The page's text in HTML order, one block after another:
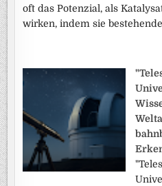
oft das Potenzial, als
wirken, indem sie